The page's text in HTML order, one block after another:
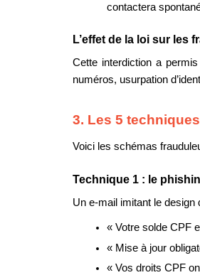
contactera
L’effet de la loi sur les
Cette interdiction a
numéros, usurpation
3. Les 5
Voici les schémas
Technique 1 : le
Un e-mail imitant le
« Votre solde CPF
« Mise à jour
« Vos droits CPF